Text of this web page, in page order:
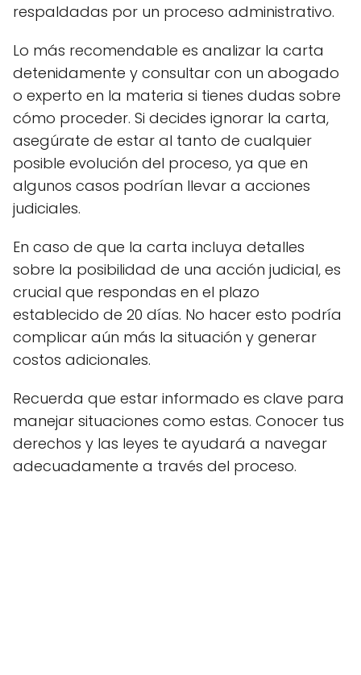
respaldadas por un proceso administrativo.
Lo más recomendable es analizar la carta
detenidamente y consultar con un abogado
o experto en la materia si tienes dudas sobre
cómo proceder. Si decides ignorar la carta,
asegúrate de estar al tanto de cualquier
posible evolución del proceso, ya que en
algunos casos podrían llevar a acciones
judiciales.
En caso de que la carta incluya detalles
sobre la posibilidad de una acción judicial, es
crucial que respondas en el plazo
establecido de 20 días. No hacer esto podría
complicar aún más la situación y generar
costos adicionales.
Recuerda que estar informado es clave para
manejar situaciones como estas. Conocer tus
derechos y las leyes te ayudará a navegar
adecuadamente a través del proceso.